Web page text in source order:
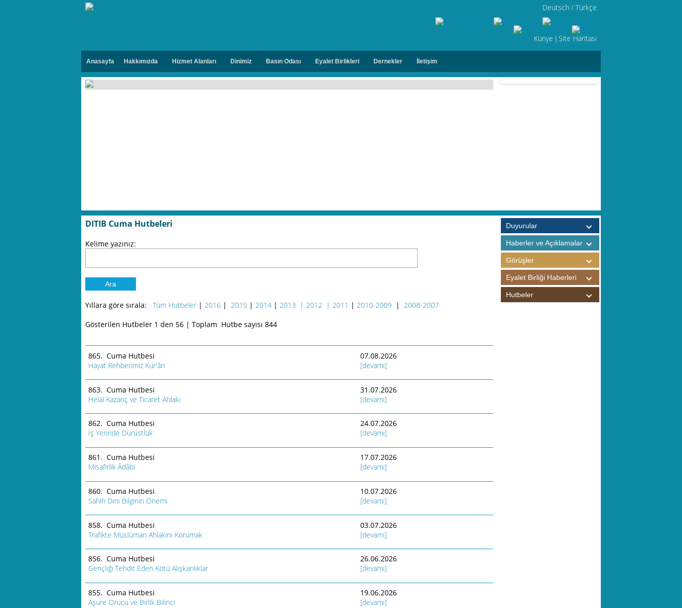
Deutsch /Türkçe
Künye |Site Haritası
Anasayfa Hakkımızda Hizmet Alanları Dinimiz Basın Odası Eyalet Birlikleri Dernekler İletişim
DITIB Cuma Hutbeleri
Kelime yazınız:
Yıllara göre sırala: Tüm Hutbeler| 2016| 2015 | 2014| 2013 | 2012 | 2011 | 2010-2009 | 2008-2007
Gösterilen Hutbeler 1 den 56| Toplam Hutbe sayısı 844
865. Cuma Hutbesi
Hayat Rehberimiz Kur'ân
07.08.2026
[devamı]
863. Cuma Hutbesi
Helal Kazanç ve Ticaret Ahlakı
31.07.2026
[devamı]
862. Cuma Hutbesi
İş Yerinde Dürüstlük
24.07.2026
[devamı]
861. Cuma Hutbesi
Misafirlik Âdâbı
17.07.2026
[devamı]
860. Cuma Hutbesi
Sahih Dini Bilginin Önemi
10.07.2026
[devamı]
858. Cuma Hutbesi
Trafikte Müslüman Ahlakını Korumak
03.07.2026
[devamı]
856. Cuma Hutbesi
Gençliği Tehdit Eden Kötü Alışkanlıklar
26.06.2026
[devamı]
855. Cuma Hutbesi
Aşure Orucu ve Birlik Bilinci
19.06.2026
[devamı]
Duyurular
Haberler ve Açıklamalar
Görüşler
Eyalet Birliği Haberleri
Hutbeler